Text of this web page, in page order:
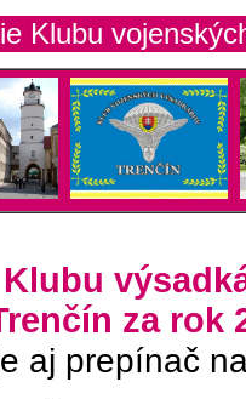
za rok
aj prepínač